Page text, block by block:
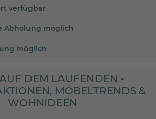
verfügbar
Abholung möglich
möglich
DEM LAUFENDEN -
MÖBELTRENDS &
WOHNIDEEN